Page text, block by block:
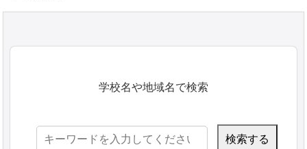
学校名や地域名で検索
検